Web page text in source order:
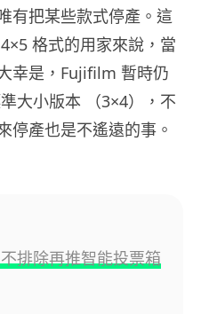
有把某些款式停產。這
格式的用家來說，當
幸是，Fujifilm 暫時仍
大小版本 （3×4），不
停產也是不遙遠的事。
排除再推智能投票箱